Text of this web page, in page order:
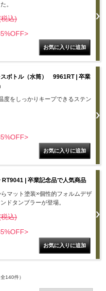
。
込)
ボトル（水筒） 9961RT | 卒業
度をしっかりキープできるステン
RT9041 | 卒業記念品で人気商品
マット塗装×個性的フォルムデザ
ドタンブラーが登場。
込)
全140件）